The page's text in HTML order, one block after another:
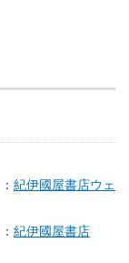
紀伊國屋書店ウェ
紀伊國屋書店